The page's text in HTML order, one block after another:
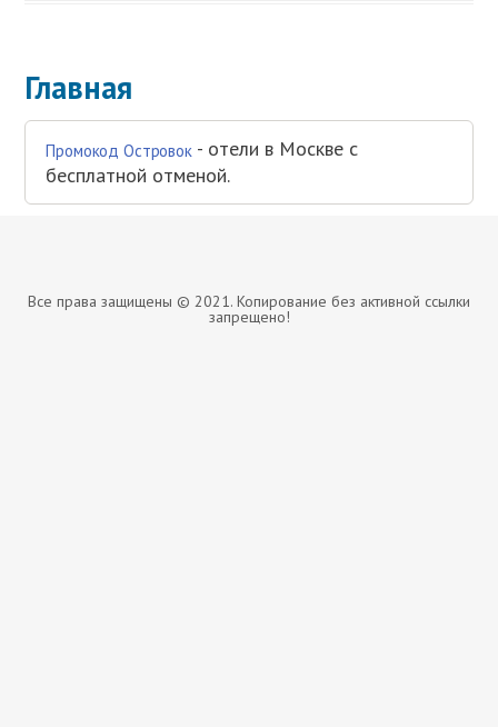
Главная
Промокод Островок - отели в Москве с
бесплатной отменой.
Все права защищены © 2021. Копирование без активной ссылки
запрещено!